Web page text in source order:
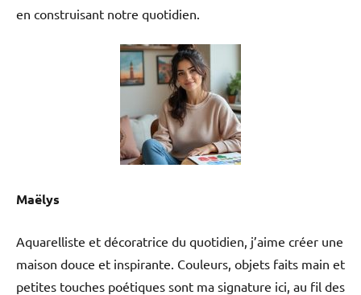
en construisant notre quotidien.
Maëlys
Aquarelliste et décoratrice du quotidien, j’aime créer une
maison douce et inspirante. Couleurs, objets faits main et
petites touches poétiques sont ma signature ici, au fil des